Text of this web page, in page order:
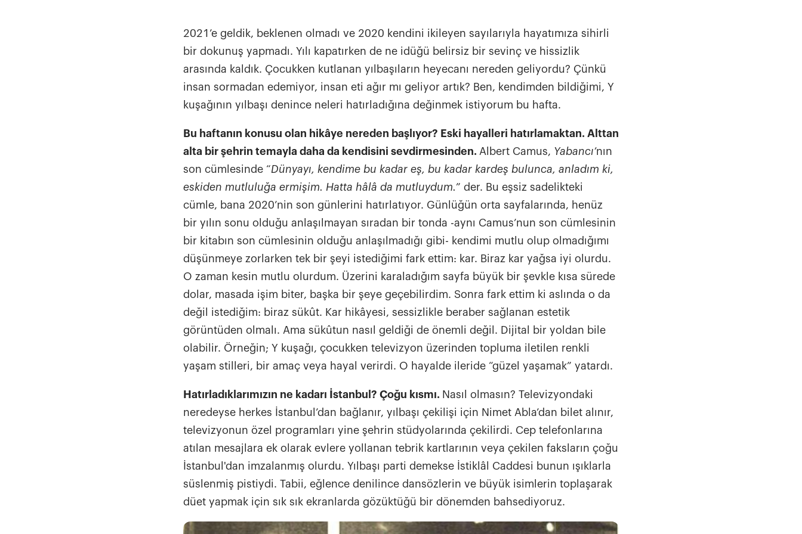
şehirlerin en büyük mücadele alanlarından biri olan ulaşım sistemleri, şehir
paydaşlarının psikolojik ve fiziksel sağlığından çevresel problemlere birçok başlığı
etkilediği için akıllı şehirler başlığı içinde önemli yer tutuyor. Temelde seyahat
sürelerinin azaltılması, trafik güvenliğinin artırılması, yol kapasitelerinin verimli
kullanımı, paydaş hareketliliğinin artırılması, çevresel zararın azaltılması ve enerji
verimliliği gibi amaçlara hizmet eden akıllı ulaşım çözümleri arasında mikro
başlıklar öne çıkıyor. Geleceğin ulaşımı için düşünen dünyaca ünlü şirketler de bu
Land Rover uygulamaları, bu konulardaki öncüler arasında yer alıyor. Otonom
sürüş Hareketlilik anlayışımızı ve ulaşım kavramına bakışımızı değiştirecek
uygulama ve teknolojiler arasında şüphesiz, en başta otonom araçlar geliyor. Veri
olanaklarıyla kullanıcı özelinde daha konforlu bir deneyim vadeden otonom, yani
sürücüsüz araçlar kullanıcıların sunduğu verileri kullanarak seyahat deneyimini
gerçek zamanlı olarak iyileştirebilme potansiyeli taşıyor. Çoğunlukla yeni enerji
modellerini tercih eden ve tam elektrikli çalışması öngörülen otonom araçlar, bu
yönleriyle çevresel zararı en aza indirme yönüyle de fark yaratıyor. Ayrıca araçtan
araca (vehicle to vehicle) ve araçtan merkeze (vehicle to grid) bağlantı olanağı
rol oynamayı hedefliyor. Otonom sürüşün, araçla seyahatin yaşlı ya da engelliler
gibi dezavantajlı gruplar için de demokratikleşmesine yardımcı olması bekleniyor.
Örneğin Birleşik Krallık merkezli Land Rover , sıfır emisyonu hedeflediği gelecek
vizyonu The Destination Zero kapsamında bağlantılı ulaşım teknolojilerinin ve
İrlanda'daki Future Mobility Campus ile iş birliğine giden Land Rover, bu iş birliğini
şu cümlelerle değerlendiriyor: "Otonom, bağlantılı, elektrikli teknolojimizi stratejik
bir konumda denemek için bize gerçek dünya tesisi sağlıyor. Üst düzey yazılım
şirketleriyle işbirliği yapmak, gelecekteki sistemlerimizi daha verimli bir şekilde
geliştirmemizi sağlayacaktır." Mikro mobilite, hibrit ve elektrikli araçlar Elektronik
scooter'ların, bisikletlerin ya da elektrikli bisikletlerin hayatımıza girişiyle daha çok
duyarlı hâle geldiğimiz mikro mobilite, şehir paydaşlarının kısa mesafeleri tek
başlarına ve güvenli bir biçimde kat etmelerine olanak tanıyor. Bu sayede
vatandaşlar, toplu taşıma ya da konvansiyonel bireysel araçlarını kullanmayarak
trafik yoğunluğunun azalmasına ve toplu taşımada verilen hizmetin kalitesinin
mikro mobilitenin geleceğin şehirlerinde güvenli, bireysel, hızlı, sağlıklı ve çevre
2021’e geldik, beklenen olmadı ve 2020 kendini ikileyen sayılarıyla hayatımıza sihirli
bir dokunuş yapmadı. Yılı kapatırken de ne idüğü belirsiz bir sevinç ve hissizlik
arasında kaldık. Çocukken kutlanan yılbaşıların heyecanı nereden geliyordu? Çünkü
insan sormadan edemiyor, insan eti ağır mı geliyor artık? Ben, kendimden bildiğimi, Y
kuşağının yılbaşı denince neleri hatırladığına değinmek istiyorum bu hafta.
Bu haftanın konusu olan hikâye nereden başlıyor? Eski hayalleri hatırlamaktan. Alttan
alta bir şehrin temayla daha da kendisini sevdirmesinden. Albert Camus, Yabancı’nın
son cümlesinde “Dünyayı, kendime bu kadar eş, bu kadar kardeş bulunca, anladım ki,
eskiden mutluluğa ermişim. Hatta hâlâ da mutluydum.” der. Bu eşsiz sadelikteki
cümle, bana 2020’nin son günlerini hatırlatıyor. Günlüğün orta sayfalarında, henüz
bir yılın sonu olduğu anlaşılmayan sıradan bir tonda -aynı Camus’nun son cümlesinin
bir kitabın son cümlesinin olduğu anlaşılmadığı gibi- kendimi mutlu olup olmadığımı
düşünmeye zorlarken tek bir şeyi istediğimi fark ettim: kar. Biraz kar yağsa iyi olurdu.
O zaman kesin mutlu olurdum. Üzerini karaladığım sayfa büyük bir şevkle kısa sürede
dolar, masada işim biter, başka bir şeye geçebilirdim. Sonra fark ettim ki aslında o da
değil istediğim: biraz sükût. Kar hikâyesi, sessizlikle beraber sağlanan estetik
görüntüden olmalı. Ama sükûtun nasıl geldiği de önemli değil. Dijital bir yoldan bile
olabilir. Örneğin; Y kuşağı, çocukken televizyon üzerinden topluma iletilen renkli
yaşam stilleri, bir amaç veya hayal verirdi. O hayalde ileride “güzel yaşamak” yatardı.
Hatırladıklarımızın ne kadarı İstanbul? Çoğu kısmı. Nasıl olmasın? Televizyondaki
neredeyse herkes İstanbul’dan bağlanır, yılbaşı çekilişi için Nimet Abla’dan bilet alınır,
televizyonun özel programları yine şehrin stüdyolarında çekilirdi. Cep telefonlarına
atılan mesajlara ek olarak evlere yollanan tebrik kartlarının veya çekilen faksların çoğu
İstanbul'dan imzalanmış olurdu. Yılbaşı parti demekse İstiklâl Caddesi bunun ışıklarla
süslenmiş pistiydi. Tabii, eğlence denilince dansözlerin ve büyük isimlerin toplaşarak
düet yapmak için sık sık ekranlarda gözüktüğü bir dönemden bahsediyoruz.